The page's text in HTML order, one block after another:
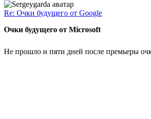
Re: Очки будущего от Google
Очки будущего от Microsoft
Не прошло и пяти дней после премьеры